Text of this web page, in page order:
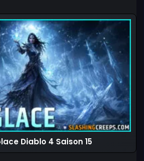
Diablo 4 Saison 15